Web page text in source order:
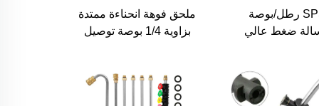
SPS 5000 رطل/بوصة
ضغط عالي
ملحق فوهة انحناءة ممتدة
بزاوية 1/4 بوصة توصيل